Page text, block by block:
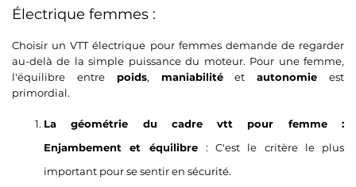
Électrique femmes :
Choisir un VTT électrique pour femmes demande de regarder
au-delà de la simple puissance du moteur. Pour une femme,
l'équilibre entre poids, maniabilitéetautonomie est
primordial.
La géométrie du cadre vtt pour femme :
Enjambement et équilibre : C'est le critère le plus
important pour se sentir en sécurité.